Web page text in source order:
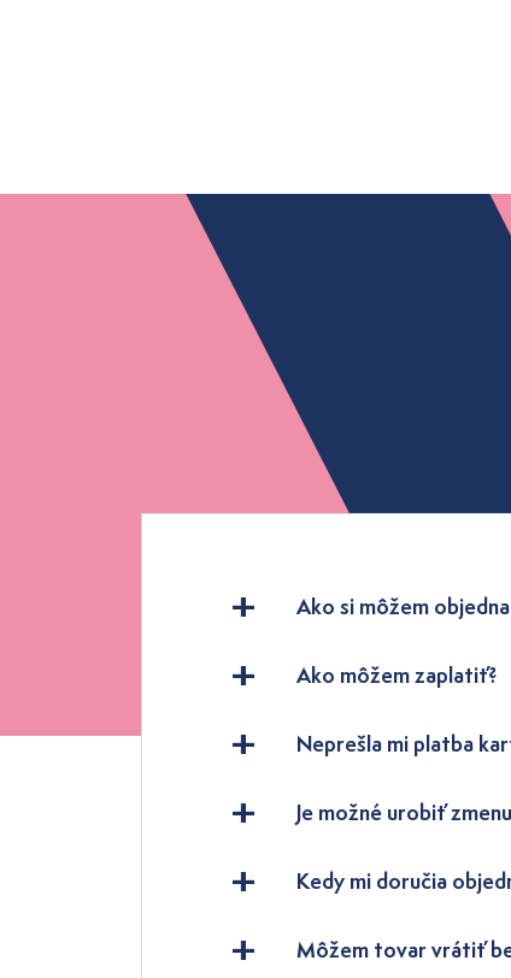
Ako si môžem
Ako môžem zaplatiť?
Neprešla mi platba
Je možné urobiť
Kedy mi doručia
Môžem tovar vrátiť